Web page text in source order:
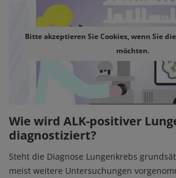
Bitte akzeptieren Sie Cookies, wenn Sie
möchten.
Wie wird ALK-positiver
diagnostiziert?
Steht die Diagnose Lungenkrebs
meist weitere Untersuchungen